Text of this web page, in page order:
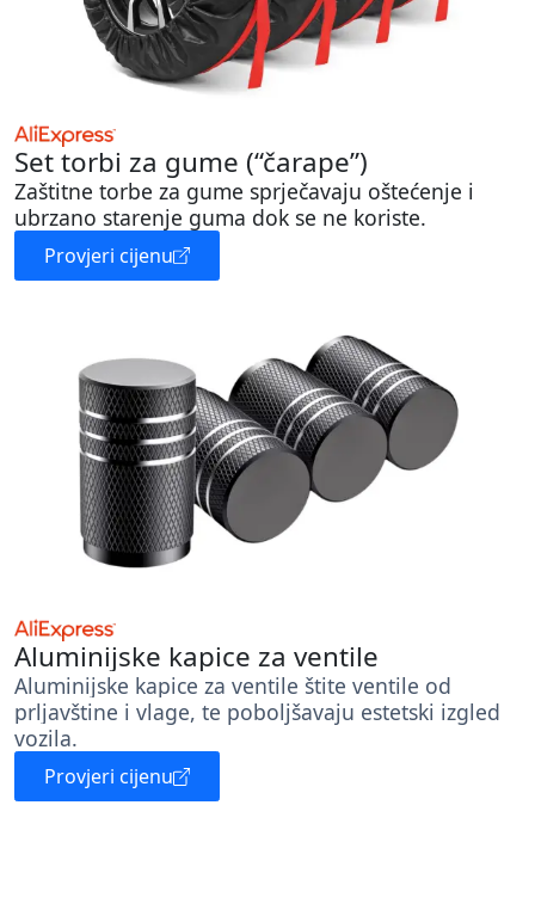
Set torbi za gume (“čarape”)
Zaštitne torbe za gume sprječavaju oštećenje i
ubrzano starenje guma dok se ne koriste.
Provjeri cijenu
Aluminijske kapice za ventile
Aluminijske kapice za ventile štite ventile od
prljavštine i vlage, te poboljšavaju estetski izgled
vozila.
Provjeri cijenu